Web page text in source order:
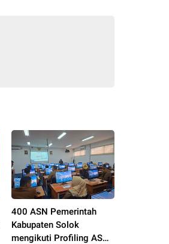
400 ASN Pemerintah
Kabupaten Solok
mengikuti Profiling ASN